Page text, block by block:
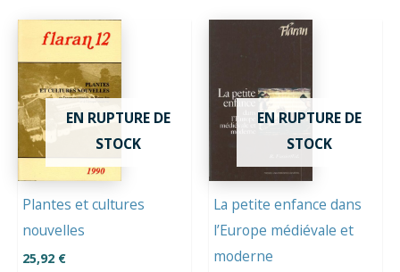
EN RUPTURE DE
STOCK
Plantes et cultures
nouvelles
25,92 €
EN RUPTURE DE
STOCK
La petite enfance dans
l’Europe médiévale et
moderne